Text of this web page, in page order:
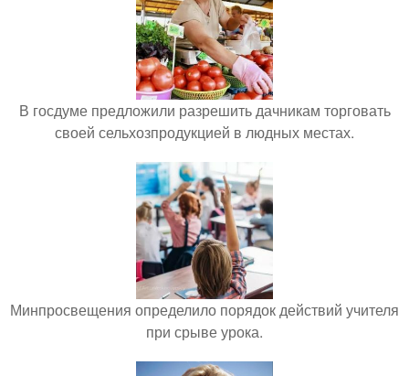
В госдуме предложили разрешить дачникам торговать
своей сельхозпродукцией в людных местах.
Минпросвещения определило порядок действий учителя
при срыве урока.